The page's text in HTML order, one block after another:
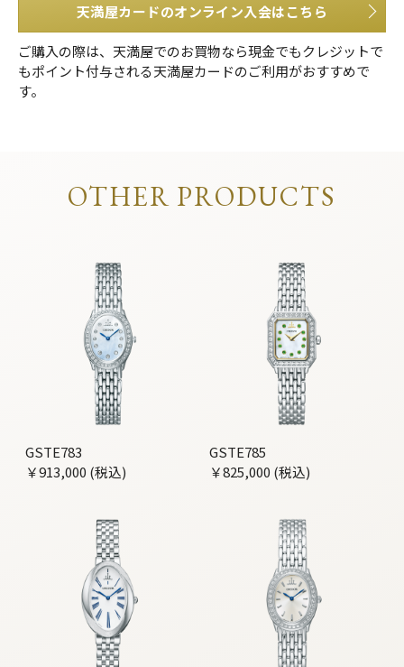
天満屋カードのオンライン入会はこちら
ご購入の際は、天満屋でのお買物なら現金でもクレジットで
もポイント付与される天満屋カードのご利用がおすすめで
す。
OTHER PRODUCTS
GSTE783
￥913,000 (税込)
GSTE785
￥825,000 (税込)